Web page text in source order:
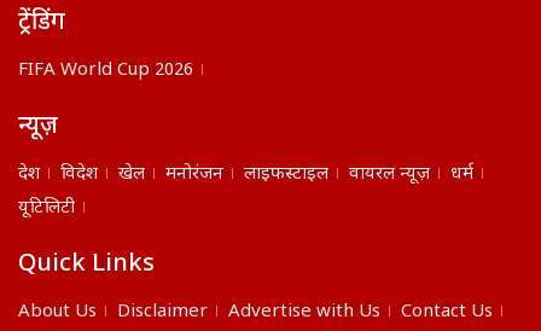
ट्रेंडिंग
FIFA World Cup 2026
न्यूज़
देश विदेश खेल मनोरंजन लाइफस्टाइल वायरल न्यूज़
धर्म
यूटिलिटी
Quick Links
About Us Disclaimer Advertise with Us
Contact Us